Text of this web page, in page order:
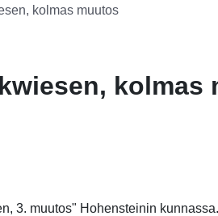
kolmas muutos
kolmas
3. muutos" Hohensteinin kunnassa.